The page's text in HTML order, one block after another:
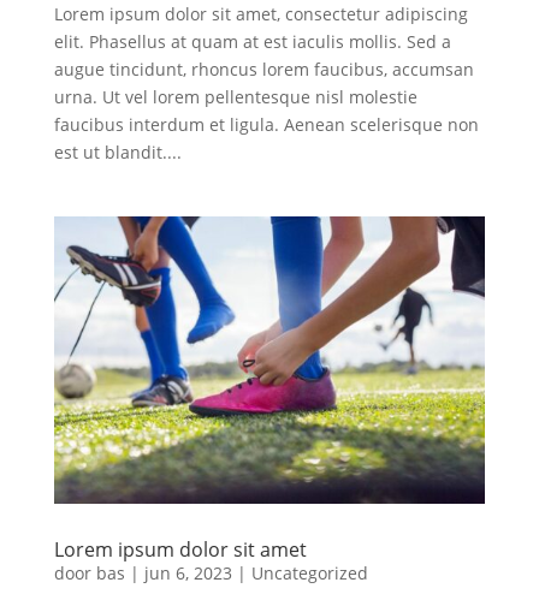
Lorem ipsum dolor sit amet, consectetur adipiscing
elit. Phasellus at quam at est iaculis mollis. Sed a
augue tincidunt, rhoncus lorem faucibus, accumsan
urna. Ut vel lorem pellentesque nisl molestie
faucibus interdum et ligula. Aenean scelerisque non
est ut blandit....
Lorem ipsum dolor sit amet
door bas | jun 6, 2023 | Uncategorized